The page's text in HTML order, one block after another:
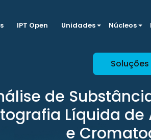
IPT Open Unidades Núcleos
Soluções
de
Líquida de
e